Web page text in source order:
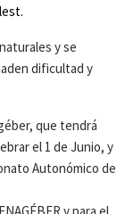
y se
dificultad y
que tendrá
el 1 de Junio, y
Autonómico de